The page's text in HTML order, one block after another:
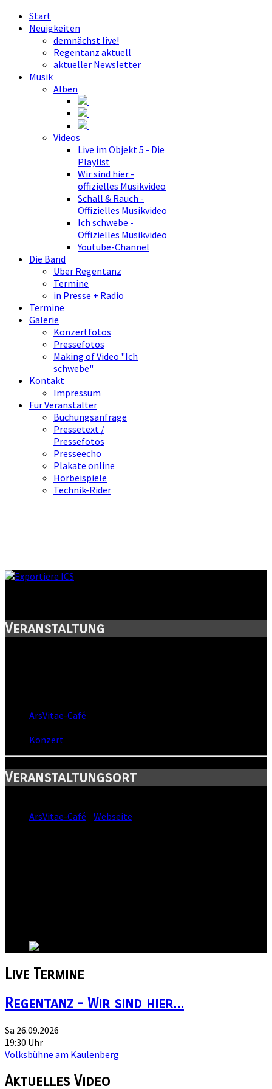
Start
Neuigkeiten
demnächst live!
Regentanz aktuell
aktueller Newsletter
Musik
Alben
Videos
Live im Objekt 5 - Die
Playlist
Wir sind hier -
offizielles Musikvideo
Schall & Rauch -
Offizielles Musikvideo
Ich schwebe -
Offizielles Musikvideo
Youtube-Channel
Die Band
Über Regentanz
Termine
in Presse + Radio
Termine
Galerie
Konzertfotos
Pressefotos
Making of Video "Ich
schwebe"
Kontakt
Impressum
Für Veranstalter
Buchungsanfrage
Pressetext /
Pressefotos
Presseecho
Plakate online
Hörbeispiele
Technik-Rider
Veranstaltung
ArsVitae-Café
Konzert
Veranstaltungsort
ArsVitae-Café
Webseite
Live Termine
Regentanz - Wir sind hier...
Sa 26.09.2026
19:30 Uhr
Volksbühne am Kaulenberg
Aktuelles Video